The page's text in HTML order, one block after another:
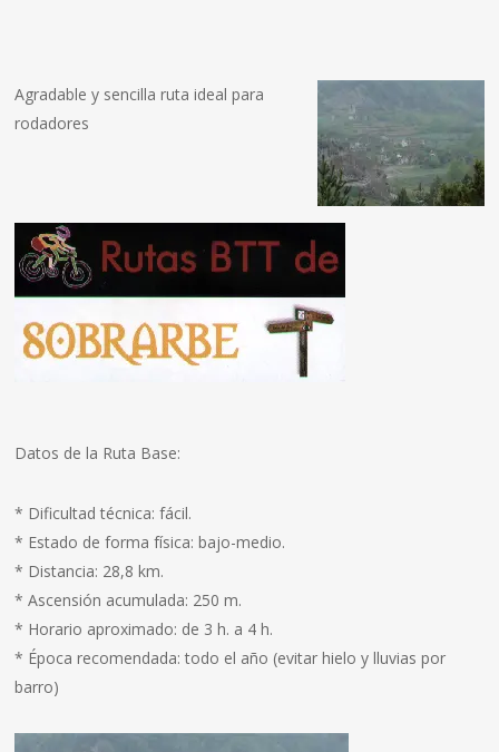
Agradable y sencilla ruta ideal para
rodadores
Datos de la Ruta Base:
* Dificultad técnica: fácil.
* Estado de forma física: bajo-medio.
* Distancia: 28,8 km.
* Ascensión acumulada: 250 m.
* Horario aproximado: de 3 h. a 4 h.
* Época recomendada: todo el año (evitar hielo y lluvias por
barro)